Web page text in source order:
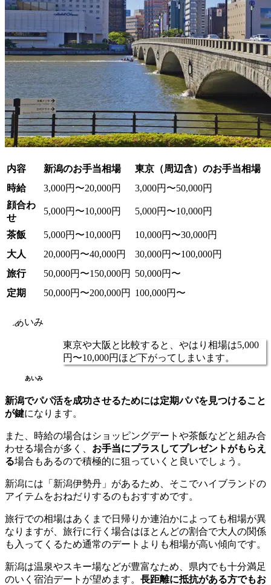
内容 新潟のお手当相場
東京（周辺含）のお手当相場
時給
3,000円〜20,000円
3,000円〜50,000円
顔合わ
せ
5,000円〜10,000円 5,000円〜10,000円
茶飯 5,000円〜10,000円
10,000円〜30,000円
大人
20,000円〜40,000円
30,000円〜100,000円
旅行
50,000円〜150,000円
50,000円〜
定期
50,000円〜200,000円 100,000円〜
あいみ
東京や大阪と比較すると、やはり相場は5,000
円〜10,000円ほど下がってしまいます。
新潟でパパ活を成功させるためには定期パパを見つけること
が鍵になります。
また、時給の場合はショッピングデートや茶飯などと組み合
わせる場合が多く、 お手当にプラスしてプレゼントがもらえ
る場合もあるので積極的に狙っていくと良いでしょう。
新潟には「新潟伊勢丹」があるため、そこでハイブランドの
アイテムをおねだりするのもおすすめです。
旅行での相場はあくまで日帰りか連泊かによっても相場が異
なりますが、旅行に行く場合はほとんどの割合で大人の関係
も入ってくるため通常のデートよりも相場が高い傾向です。
新潟は温泉やスキー場などが豊富なため、県内でも十分満足
のいく宿泊デートが望めます。 長距離に抵抗がある方でもお